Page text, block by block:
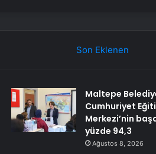
Son Eklenen
Maltepe
Cumhuriyet
Merkezi’nin
yüzde 94,3
Ağustos 8, 2026